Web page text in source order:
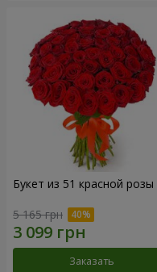
Букет из 51 красной розы
5 165 грн
Заказать